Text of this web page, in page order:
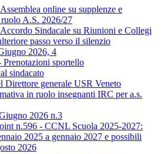
online su supplenze e
A.S. 2026/27
Sindacale su Riunioni e Collegi
passo verso il silenzio
2026, 4
sportello
sindacato
Direttore generale USR Veneto
in ruolo insegnanti IRC per a.s.
2026 n.3
n.596 - CCNL Scuola 2025-2027:
2025 a gennaio 2027 e possibili
2026